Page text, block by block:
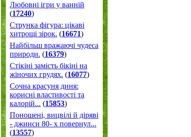
Любовні ігри у ванній
(17240)
Струнка фігура: цікаві
хитрощі зірок. (16671)
Найбільш вражаючі чудеса
природи. (16379)
Стікіні замість бікіні на
жіночих грудях. (16077)
Сочна красуня диня:
корисні властивості та
калорій... (15853)
Поношені, вицвілі й діряві
- джинси 80- х повернул...
(13557)